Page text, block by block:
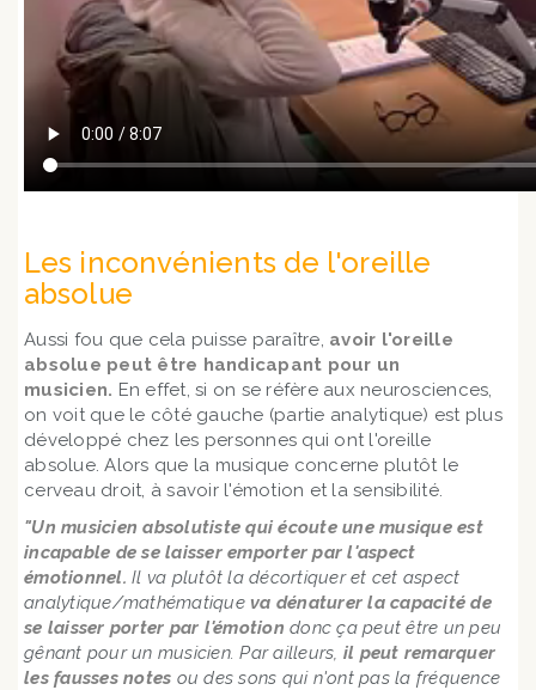
Les inconvénients de l'oreille
absolue
Aussi fou que cela puisse paraître, avoir l'oreille
absolue peut être handicapant pour un
musicien. En effet, si on se réfère aux neurosciences,
on voit que le côté gauche (partie analytique) est plus
développé chez les personnes qui ont l'oreille
absolue. Alors que la musique concerne plutôt le
cerveau droit, à savoir l'émotion et la sensibilité.
"Un musicien absolutiste qui écoute une musique est
incapable de se laisser emporter par l'aspect
émotionnel. Il va plutôt la décortiquer et cet aspect
analytique/mathématique va dénaturer la capacité de
se laisser porter par l'émotion donc ça peut être un peu
gênant pour un musicien. Par ailleurs, il peut remarquer
les fausses notes ou des sons qui n'ont pas la fréquence